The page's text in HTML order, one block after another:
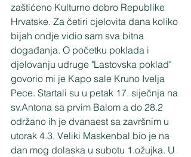
zaštićeno Kulturno dobro Republike
Hrvatske. Za četiri cjelovita dana koliko
bijah ondje vidio sam sva bitna
događanja. O početku poklada i
djelovanju udruge "Lastovska poklad"
govorio mi je Kapo sale Kruno Ivelja
Pece. Startali su u petak 17. siječnja na
sv.Antona sa prvim Balom a do 28.2
održano ih je dvanaest sa završnim u
utorak 4.3. Veliki Maskenbal bio je na
dan mog dolaska u subotu 1.ožujka. U